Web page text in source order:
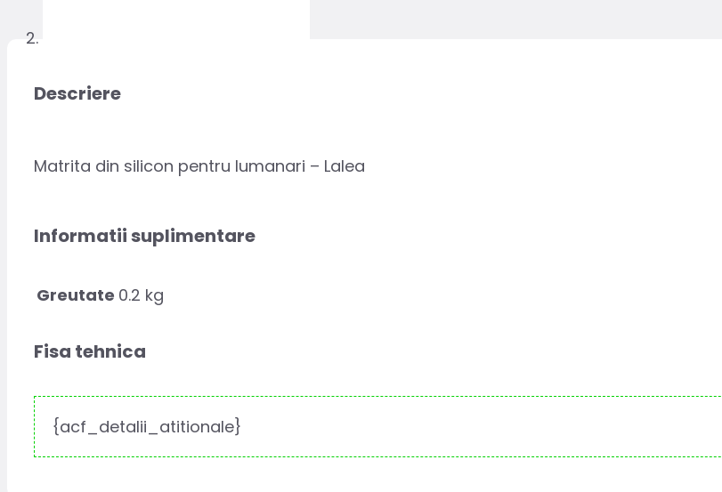
Descriere
Matrita din silicon pentru lumanari – Lalea
Informatii suplimentare
Greutate 0.2 kg
Fisa tehnica
{acf_detalii_atitionale}